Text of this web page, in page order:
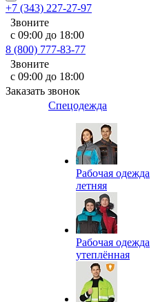
+7 (343) 227-27-97
Звоните
с 09:00 до 18:00
8 (800) 777-83-77
Звоните
с 09:00 до 18:00
Заказать звонок
Спецодежда
Рабочая одежда
летняя
Рабочая одежда
утеплённая